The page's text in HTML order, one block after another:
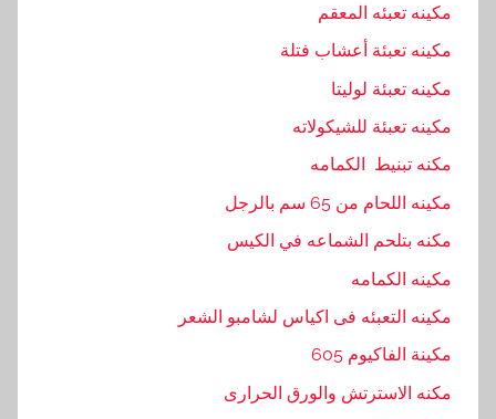
مكينه تعبئه المعقم
مكينه تعبئة أعشاب فتلة
مكينه تعبئة لوليتا
مكينه تعبئة للشيكولاته
مكنه تبنيط الكمامه
مكينه اللحام من 65 سم بالرجل
مكنه بتلحم الشماعه في الكيس
مكينه الكمامه
مكينه التعبئه فى اكياس لشامبو الشعر
مكينة الفاكيوم 605
مكنه الاسترتش والورق الحرارى